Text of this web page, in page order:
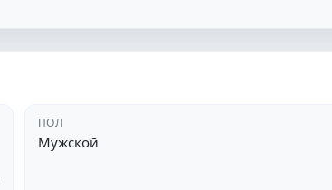
ПОЛ
Мужской